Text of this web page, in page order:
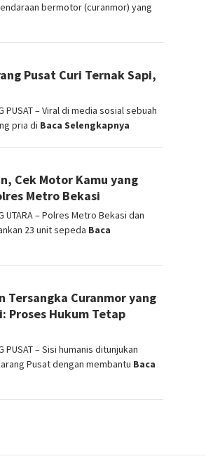
bermotor (curanmor) yang
Pusat Curi Ternak Sapi,
PUSAT – Viral di media sosial sebuah
pria di Baca Selengkapnya
Cek Motor Kamu yang
Metro Bekasi
UTARA – Polres Metro Bekasi dan
23 unit sepeda Baca
Tersangka Curanmor yang
Proses Hukum Tetap
PUSAT – Sisi humanis ditunjukan
Pusat dengan membantu Baca